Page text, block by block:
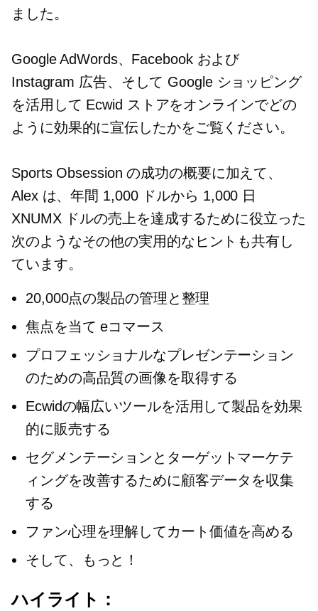
ました。
Google AdWords、Facebook および
Instagram 広告、そして Google ショッピング
を活用して Ecwid ストアをオンラインでどの
ように効果的に宣伝したかをご覧ください。
Sports Obsession の成功の概要に加えて、
Alex は、年間 1,000 ドルから 1,000 日
XNUMX ドルの売上を達成するために役立った
次のようなその他の実用的なヒントも共有し
ています。
20,000点の製品の管理と整理
焦点を当てeコマース
プロフェッショナルなプレゼンテーション
のための高品質の画像を取得する
Ecwidの幅広いツールを活用して製品を効果
的に販売する
セグメンテーションとターゲットマーケテ
ィングを改善するために顧客データを収集
する
ファン心理を理解してカート価値を高める
そして、もっと！
ハイライト：